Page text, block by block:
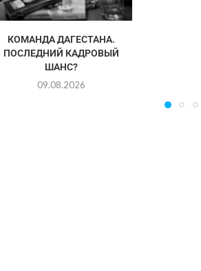
КОМАНДА ДАГЕСТАНА.
ПОСЛЕДНИЙ КАДРОВЫЙ
ШАНС?
09.08.2026